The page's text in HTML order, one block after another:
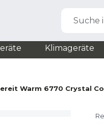
Suche
Klimageräte
Warm 6770 Crystal